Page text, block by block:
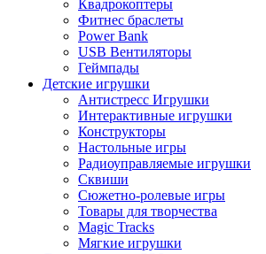
Квадрокоптеры
Фитнес браслеты
Power Bank
USB Вентиляторы
Геймпады
Детские игрушки
Антистресс Игрушки
Интерактивные игрушки
Конструкторы
Настольные игры
Радиоуправляемые игрушки
Сквиши
Сюжетно-ролевые игры
Товары для творчества
Magic Tracks
Мягкие игрушки